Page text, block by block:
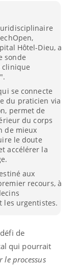
Hôtel-Dieu, a
sonde
clinique
se connecte
du praticien via
permet de
du corps
de mieux
le doute
accélérer la
aux
recours, à
les urgentistes.
de
qui pourrait
processus